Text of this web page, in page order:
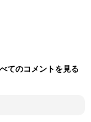
てのコメントを見る